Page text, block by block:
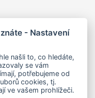
- Nastavení
našli to, co hledáte,
se vám
potřebujeme od
cookies, tj.
ve vašem prohlížeči.